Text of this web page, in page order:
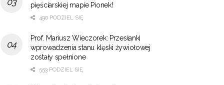
pięściarskiej mapie Pionek!
490 PODZIEL SIĘ
Prof. Mariusz Wieczorek: Przesłanki
wprowadzenia stanu klęski żywiołowej
zostały spełnione
553 PODZIEL SIĘ